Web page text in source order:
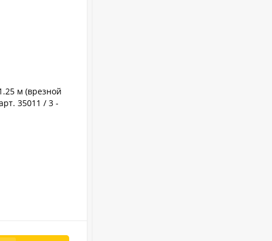
м (врезной
35011 / 3 -